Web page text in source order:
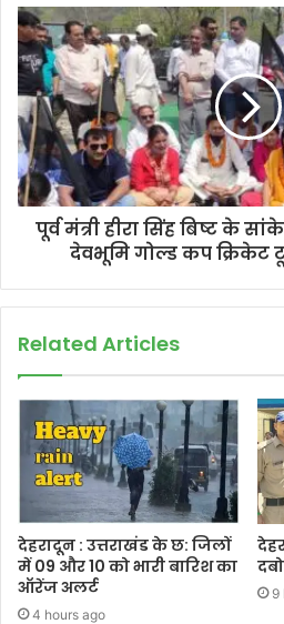
s
s
पूर्व मंत्री हीरा सिंह बिष्ट के
देवभूमि गोल्ड कप क्रिकेट
Related Articles
देहरादून : उत्तराखंड के छ: जिलों
में 09 और 10 को भारी बारिश का
ऑरेंज अलर्ट
4 hours ago
9